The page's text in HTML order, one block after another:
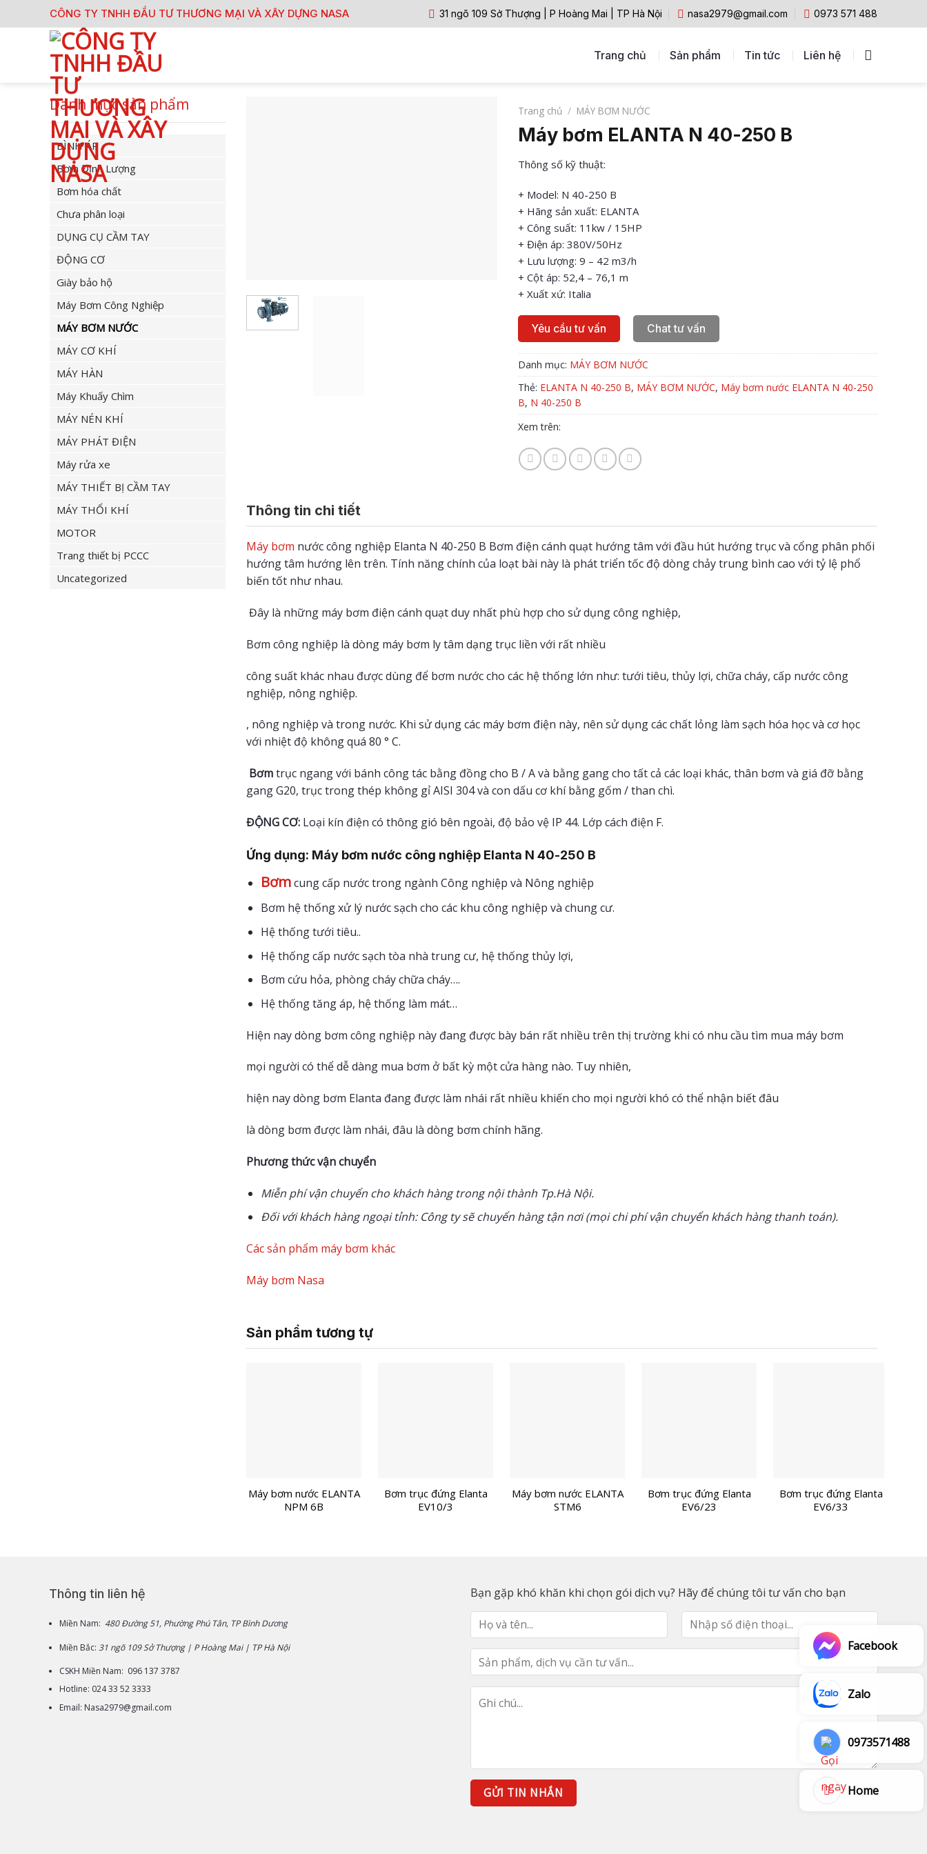
to
CÔNG TY TNHH ĐẦU TƯ THƯƠNG MẠI VÀ XÂY DỰNG NASA 31 ngõ 109 Sở Thượng | P Hoàng Mai | TP Hà Nội nasa2979@gmail.com 0973 571 488
Trang chủ Sản phẩm Tin tức Liên hệ
Danh mục sản phẩm
BÌNH ÁP
Bơm Định Lượng
Bơm hóa chất
Chưa phân loại
DỤNG CỤ CẦM TAY
ĐỘNG CƠ
Giày bảo hộ
Máy Bơm Công Nghiệp
MÁY BƠM NƯỚC
MÁY CƠ KHÍ
MÁY HÀN
Máy Khuấy Chìm
MÁY NÉN KHÍ
MÁY PHÁT ĐIỆN
Máy rửa xe
MÁY THIẾT BỊ CẦM TAY
MÁY THỔI KHÍ
MOTOR
Trang thiết bị PCCC
Uncategorized
Trang chủ / MÁY BƠM NƯỚC
Máy bơm ELANTA N 40-250 B
Thông số kỹ thuật:
+ Model: N 40-250 B
+ Hãng sản xuất: ELANTA
+ Công suất: 11kw / 15HP
+ Điện áp: 380V/50Hz
+ Lưu lượng: 9 – 42 m3/h
+ Cột áp: 52,4 – 76,1 m
+ Xuất xứ: Italia
Yêu cầu tư vấn Chat tư vấn
Danh mục: MÁY BƠM NƯỚC
Thẻ: ELANTA N 40-250 B, MÁY BƠM NƯỚC, Máy bơm nước ELANTA N 40-250
B, N 40-250 B
Xem trên:
Thông tin chi tiết
Máy bơm nước công nghiệp Elanta N 40-250 B Bơm điện cánh quạt hướng tâm với đầu hút hướng trụcvà cổng phân phối
hướng tâm hướng lên trên. Tính năng chính của loạt bài này là phát triển tốc độ dòng chảytrung bình cao với tỷ lệ phổ
biến tốt như nhau.
Đây là những máy bơm điện cánh quạt duy nhất phù hợp cho sử dụng công nghiệp,
Bơm công nghiệp là dòng máy bơm ly tâm dạng trục liền với rất nhiều
công suất khác nhau được dùng để bơm nước cho các hệ thống lớn như: tưới tiêu, thủy lợi, chữa cháy, cấp nước công
nghiệp, nông nghiệp.
, nông nghiệp và trong nước. Khi sử dụng các máy bơm điện này, nên sử dụng các chất lỏng làm sạch hóa học và cơ học
với nhiệt độ không quá 80 ° C.
Bơmtrục ngang với bánh công tác bằng đồng cho B / A và bằng gang cho tất cả các loại khác, thân bơm và giá đỡ bằng
gang G20, trục trong thép không gỉ AISI 304 và con dấu cơ khí bằng gốm / than chì.
ĐỘNG CƠ: Loại kín điện có thông gió bên ngoài, độ bảo vệ IP 44. Lớp cách điện F.
Ứng dụng: Máy bơm nước công nghiệp Elanta N 40-250 B
Bơmcung cấp nước trong ngành Công nghiệp và Nông nghiệp
Bơm hệ thống xử lý nước sạch cho các khu công nghiệp và chung cư.
Hệ thống tưới tiêu..
Hệ thống cấp nước sạch tòa nhà trung cư, hệ thống thủy lợi,
Bơm cứu hỏa, phòng cháy chữa cháy….
Hệ thống tăng áp, hệ thống làm mát…
Hiện nay dòng bơm công nghiệp này đang được bày bán rất nhiều trên thị trường khi có nhu cầu tìm mua máy bơm
mọi người có thể dễ dàng mua bơm ở bất kỳ một cửa hàng nào. Tuy nhiên,
hiện nay dòng bơm Elanta đang được làm nhái rất nhiều khiến cho mọi người khó có thể nhận biết đâu
là dòng bơm được làm nhái, đâu là dòng bơm chính hãng.
Phương thức vận chuyển
Miễn phí vận chuyển cho khách hàng trong nội thành Tp.Hà Nội.
Đối với khách hàng ngoại tỉnh: Công ty sẽ chuyển hàng tận nơi (mọi chi phí vận chuyển khách hàng thanh toán).
Các sản phẩm máy bơm khác
Máy bơm Nasa
Sản phẩm tương tự
Máy bơm nước ELANTA
NPM 6B
Bơm trục đứng Elanta
EV10/3
Máy bơm nước ELANTA
STM6
Bơm trục đứng Elanta
EV6/23
Bơm trục đứng Elanta
EV6/33
Thông tin liên hệ
Miền Nam: 480 Đường 51, Phường Phú Tân, TP Bình Dương
Miền Bắc: 31 ngõ 109 Sở Thượng | P Hoàng Mai | TP Hà Nội
CSKH Miền Nam: 096 137 3787
Hotline: 024 33 52 3333
Email: Nasa2979@gmail.com
Bạn gặp khó khăn khi chọn gói dịch vụ? Hãy để chúng tôi tư vấn cho bạn
Facebook
Zalo
0973571488
Home